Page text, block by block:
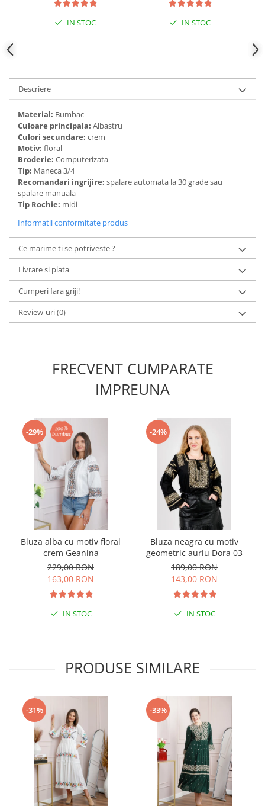
IN STOC IN STOC
Descriere
Material: Bumbac
Culoare principala: Albastru
Culori secundare: crem
Motiv: floral
Broderie: Computerizata
Tip: Maneca 3/4
Recomandari ingrijire: spalare automata la 30 grade sau
spalare manuala
Tip Rochie: midi
Informatii conformitate produs
Ce marime ti se potriveste ?
Livrare si plata
Cumperi fara griji!
Review-uri(0)
FRECVENT CUMPARATE
IMPREUNA
-29%
Bluza alba cu motiv floral
crem Geanina
229,00 RON
163,00 RON
IN STOC
-24%
Bluza neagra cu motiv
geometric auriu Dora 03
189,00 RON
143,00 RON
IN STOC
PRODUSE SIMILARE
-31% -33%